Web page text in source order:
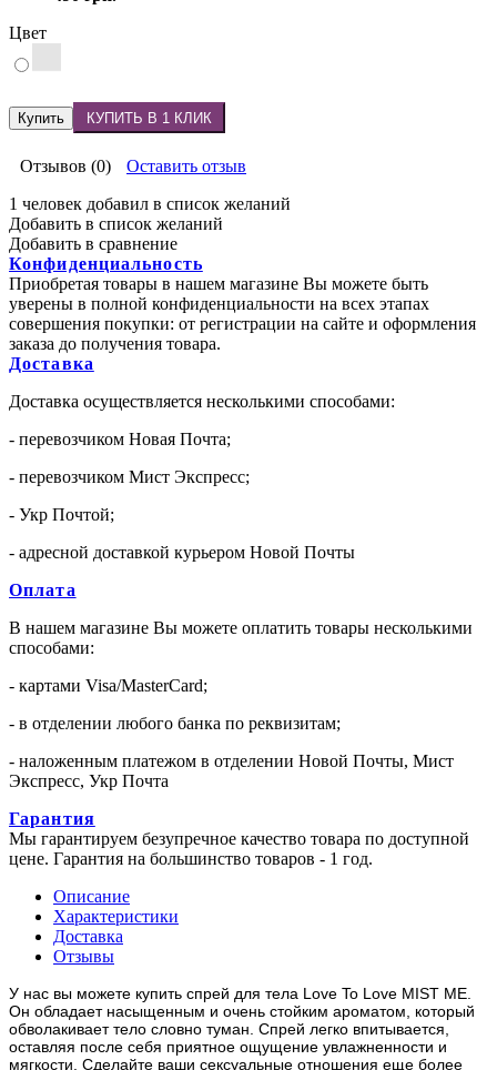
Цвет
Купить КУПИТЬ В 1 КЛИК
Отзывов (0)
Оставить отзыв
1 человек добавил в список желаний
Добавить в список желаний
Добавить в сравнение
Конфиденциальность
Приобретая товары в нашем магазине Вы можете быть
уверены в полной конфиденциальности на всех этапах
совершения покупки: от регистрации на сайте и оформления
заказа до получения товара.
Доставка
Доставка осуществляется несколькими способами:
- перевозчиком Новая Почта;
- перевозчиком Мист Экспресс;
- Укр Почтой;
- адресной доставкой курьером Новой Почты
Оплата
В нашем магазине Вы можете оплатить товары несколькими
способами:
- картами Visa/MasterCard;
- в отделении любого банка по реквизитам;
- наложенным платежом в отделении Новой Почты, Мист
Экспресс, Укр Почта
Гарантия
Мы гарантируем безупречное качество товара по доступной
цене. Гарантия на большинство товаров - 1 год.
Описание
Характеристики
Доставка
Отзывы
У нас вы можете купить спрей для тела Love To Love MIST ME.
Он обладает насыщенным и очень стойким ароматом, который
обволакивает тело словно туман. Спрей легко впитывается,
оставляя после себя приятное ощущение увлажненности и
мягкости. Сделайте ваши сексуальные отношения еще более